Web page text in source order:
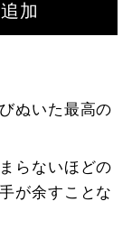
加
ぬいた最高の
らないほどの
が余すことな